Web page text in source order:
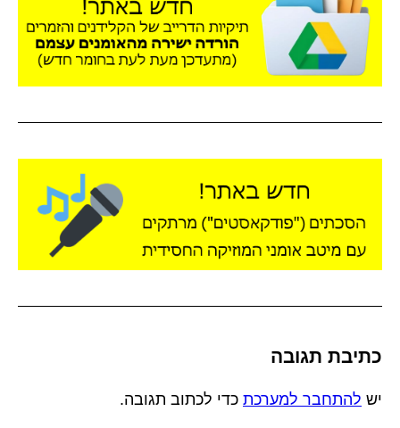
כתיבת תגובה
יש להתחבר למערכת כדי לכתוב תגובה.